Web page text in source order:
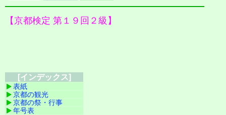
【京都検定 第１９回２級】
[インデックス]
表紙
京都の観光
京都の祭・行事
年号表